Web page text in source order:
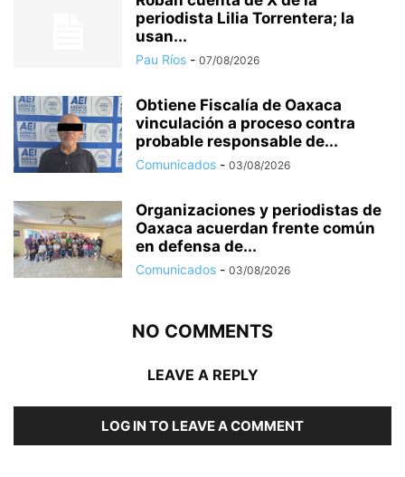
periodista Lilia Torrentera; la
usan...
Pau Ríos - 07/08/2026
Obtiene Fiscalía de Oaxaca
vinculación a proceso contra
probable responsable de...
Comunicados - 03/08/2026
Organizaciones y periodistas de
Oaxaca acuerdan frente común
en defensa de...
Comunicados - 03/08/2026
NO COMMENTS
LEAVE A REPLY
LOG IN TO LEAVE A COMMENT